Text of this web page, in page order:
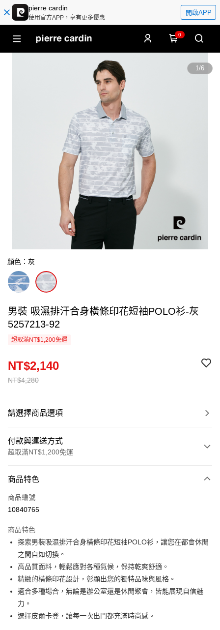
pierre cardin
使用官方APP，享有更多優惠
開啟APP
0
1/6
顏色：灰
男裝 吸濕排汗合身橫條印花短袖POLO衫-灰
5257213-92
超取滿NT$1,200免運
NT$4,280
NT$2,140
請選擇商品選項
付款與運送方式
超取滿NT$1,200免運
信用卡一次付款
超商取貨付款
Apple Pay
悠遊付
Google Pay
ATM付款
運送方式
商品特色
商品編號
10840765
商品特色
探索男裝吸濕排汗合身橫條印花短袖POLO衫，讓您在都會休閒
之間自如切換。
高品質面料，輕鬆應對各種氣候，保持乾爽舒適。
精緻的橫條印花設計，彰顯出您的獨特品味與風格。
適合多種場合，無論是辦公室還是休閒聚會，皆能展現自信魅
力。
選擇皮爾卡登，讓每一次出門都充滿時尚感。